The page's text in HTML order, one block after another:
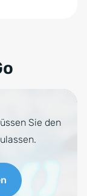
Sie den